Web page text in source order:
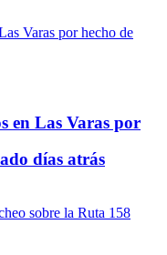
en Las Varas por
días atrás